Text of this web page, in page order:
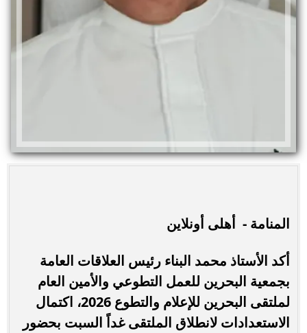
المنامة - أهلى أونلاين
أكد الأستاذ محمد البناء رئيس العلاقات العامة
بجمعية البحرين للعمل التطوعي والأمين العام
لملتقى البحرين للإعلام والتطوع 2026، اكتمال
الاستعدادات لانطلاق الملتقى غداً السبت بحضور